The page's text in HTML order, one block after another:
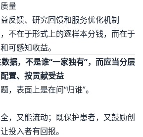
量
反馈、研究回馈和服务优化机制
不在于形式上的逐样本分钱，而在于
可感知收益。
据，不是谁“一家独有”，而应当分层
配置、按贡献受益
，表面上是在问“归谁”。
，又能流动；既保护患者，又鼓励创
投入者有回报。